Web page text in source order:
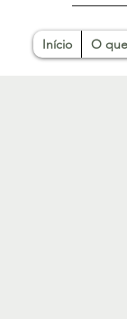
Início O